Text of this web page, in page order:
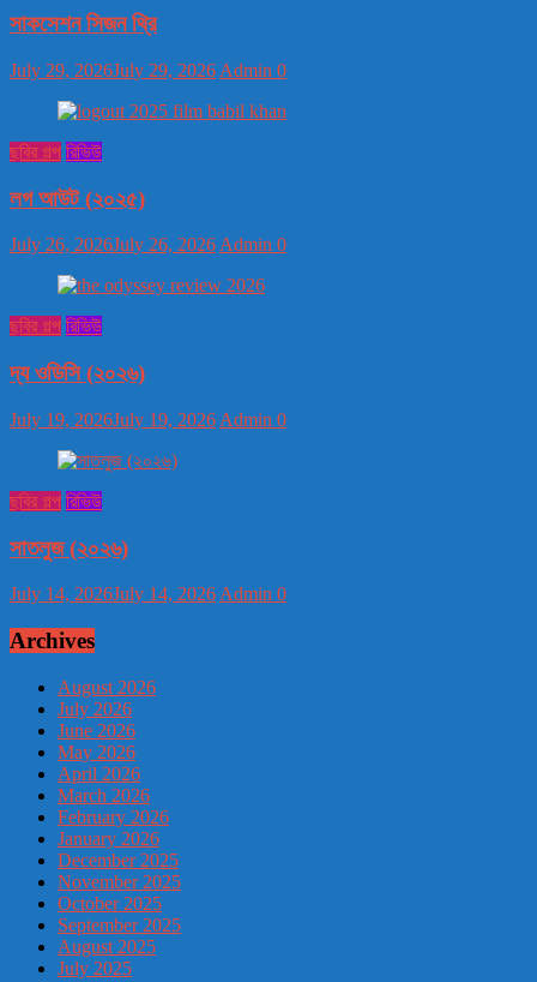
সাকসেশন সিজন থ্রি
July 29, 2026July 29, 2026 Admin 0
ছবির গল্প রিভিউ
লগ আউট (২০২৫)
July 26, 2026July 26, 2026Admin 0
ছবির গল্প রিভিউ
দ্য ওডিসি (২০২৬)
July 19, 2026July 19, 2026 Admin 0
ছবির গল্প রিভিউ
সাতলুজ (২০২৬)
July 14, 2026July 14, 2026 Admin 0
Archives
August 2026
July 2026
June 2026
May 2026
April 2026
March 2026
February 2026
January 2026
December 2025
November 2025
October 2025
September 2025
August 2025
July 2025